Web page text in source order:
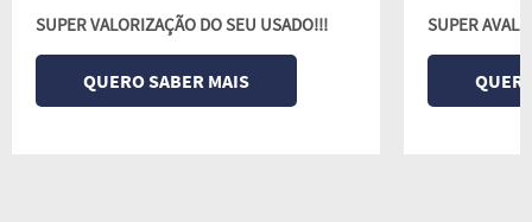
SUPER VALORIZAÇÃO DO SEU USADO!!!
QUERO SABER MAIS
SUPER